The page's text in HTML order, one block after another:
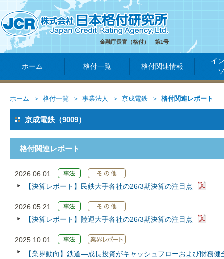
金融庁長官（格付） 第1号
ホーム 格付一覧 格付関連情報
イ
ホーム 格付一覧 事業法人 京成電鉄 格付関連レポート
京成電鉄（9009）
格付関連レポート
2026.06.01
【決算レポート】民鉄大手各社の26/3期決算の注目点
2026.05.21
【決算レポート】陸運大手各社の26/3期決算の注目点
2025.10.01
【業界動向】鉄道—成長投資がキャッシュフローおよび財務